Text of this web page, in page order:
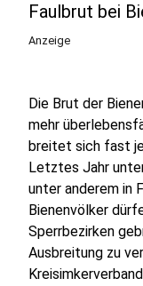
Faulbrut bei
Anzeige
Die Brut der
mehr
breitet sich fast
Letztes Jahr
unter anderem in
Bienenvölker
Sperrbezirken
Ausbreitung zu